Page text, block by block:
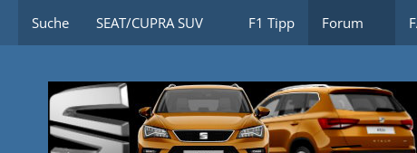
Suche SEAT/CUPRA SUV F1 Tipp Forum